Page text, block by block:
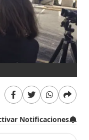
Notificaciones